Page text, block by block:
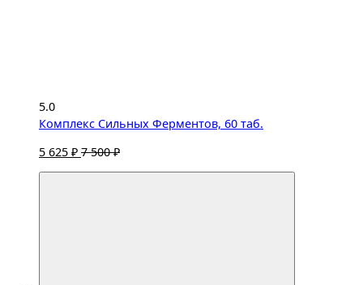
5.0
Комплекс Сильных Ферментов, 60 таб.
5 625 ₽ 7 500 ₽